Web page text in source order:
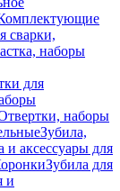
сварки,
наборы
для
наборы
Зубила,
и аксессуары для
Зубила для
и